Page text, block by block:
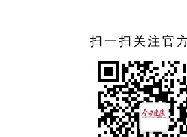
扫一扫关注官